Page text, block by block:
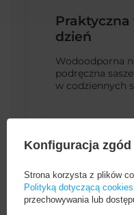
dzień
Wodoodporna
podręczna
w codziennych
Konfiguracja zgód
Strona korzysta z plików
Polityką dotyczącą cookies
przechowywania lub